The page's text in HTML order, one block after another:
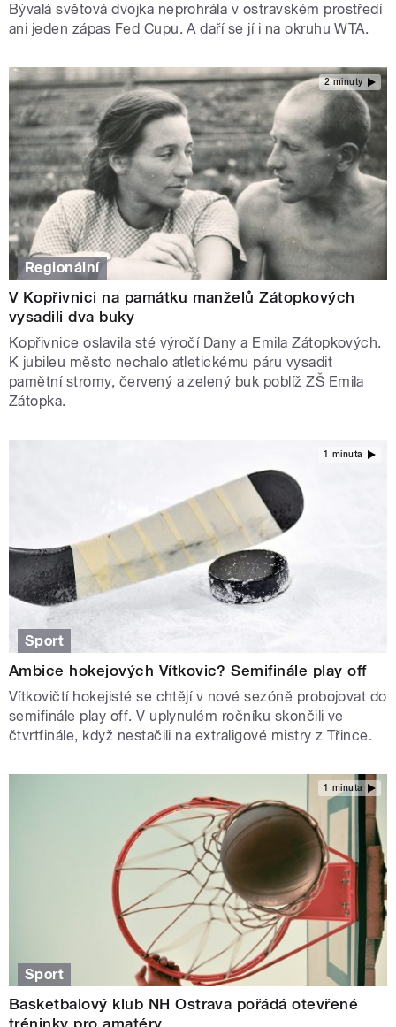
Bývalá světová dvojka neprohrála v ostravském prostředí
ani jeden zápas Fed Cupu. A daří se jí i na okruhu WTA.
2 minuty
Regionální
V Kopřivnici na památku manželů Zátopkových
vysadili dva buky
Kopřivnice oslavila sté výročí Dany a Emila Zátopkových.
K jubileu město nechalo atletickému páru vysadit
pamětní stromy, červený a zelený buk poblíž ZŠ Emila
Zátopka.
1 minuta
Sport
Ambice hokejových Vítkovic? Semifinále play off
Vítkovičtí hokejisté se chtějí v nové sezóně probojovat do
semifinále play off. V uplynulém ročníku skončili ve
čtvrtfinále, když nestačili na extraligové mistry z Třince.
1 minuta
Sport
Basketbalový klub NH Ostrava pořádá otevřené
tréninky pro amatéry